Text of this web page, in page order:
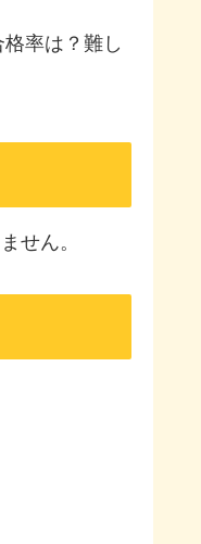
率は？難し
せん。